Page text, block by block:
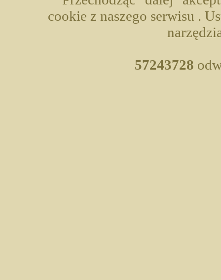
cookie z naszego serwisu .
57243728